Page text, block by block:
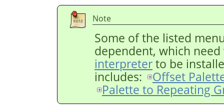
Note
Some of the listed
dependent, which
interpreterto be
includes:
Offset
Palette to Repeating